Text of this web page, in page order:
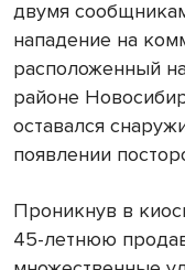
двумя
нападение на
расположенный
районе
оставался
появлении
Проникнув в
45-летнюю